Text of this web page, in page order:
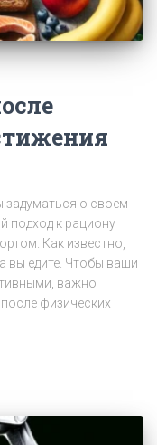
задуматься о своем
подход к рациону
Как известно,
вы едите. Чтобы ваши
важно
физических